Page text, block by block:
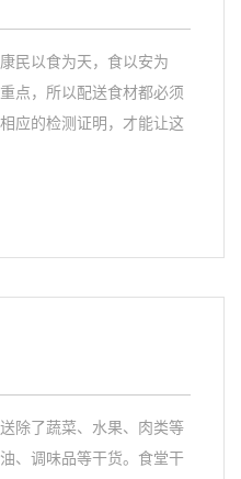
民以食为天，食以安为
点，所以配送食材都必须
应的检测证明，才能让这
除了蔬菜、水果、肉类等
、调味品等干货。食堂干